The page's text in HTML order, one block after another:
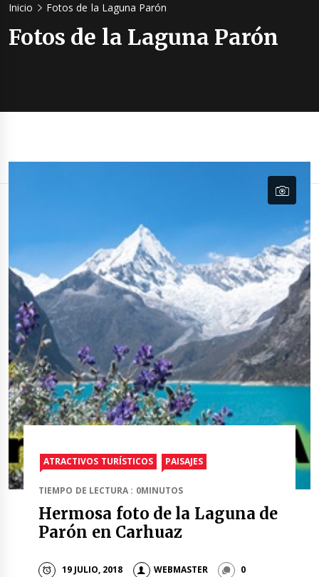
Inicio Fotos de la Laguna Parón
Fotos de la Laguna Parón
ATRACTIVOS TURÍSTICOS PAISAJES
TIEMPO DE LECTURA : 0MINUTOS
Hermosa foto de la Laguna de
Parón en Carhuaz
19 JULIO, 2018 WEBMASTER 0